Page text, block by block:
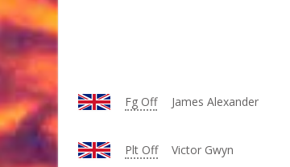
Fg Off James Alexander
Plt Off Victor Gwyn